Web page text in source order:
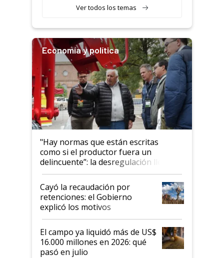
Ver todos los temas
Economía y política
"Hay normas que están escritas
como si el productor fuera un
delincuente”: la desregulación llegó
al Congreso Aapresid y hasta se
habló del financiamiento al IPCVA
Cayó la recaudación por
retenciones: el Gobierno
explicó los motivos
El campo ya liquidó más de US$
16.000 millones en 2026: qué
pasó en julio